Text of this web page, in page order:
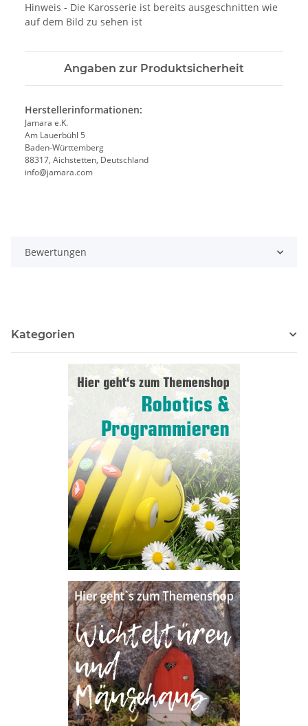
Hinweis - Die Karosserie ist bereits ausgeschnitten wie
auf dem Bild zu sehen ist
Angaben zur Produktsicherheit
Herstellerinformationen:
Jamara e.K.
Am Lauerbühl 5
Baden-Württemberg
88317, Aichstetten, Deutschland
info@jamara.com
Bewertungen
Kategorien